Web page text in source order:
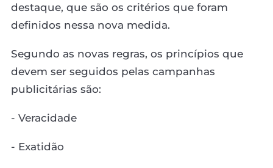
destaque, que são os critérios que foram
definidos nessa nova medida.
Segundo as novas regras, os princípios que
devem ser seguidos pelas campanhas
publicitárias são:
- Veracidade
- Exatidão